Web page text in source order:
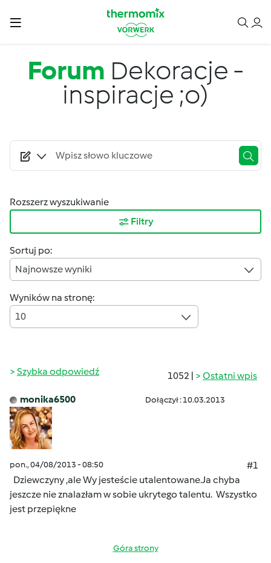
Forum Dekoracje -
inspiracje ;o)
Rozszerz wyszukiwanie
Filtry
Sortuj po:
Najnowsze wyniki
Wyników na stronę:
10
1052 | Ostatni wpis
Szybka odpowiedź
monika6500 Dołączył : 10.03.2013
pon., 04/08/2013 - 08:50
#1
Dziewczyny ,ale Wy jesteście utalentowane.Ja chyba
jeszcze nie znalazłam w sobie ukrytego talentu. Wszystko
jest przepiękne
Góra strony